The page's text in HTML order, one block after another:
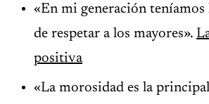
«En mi generación teníamos
de respetar a los mayores».
positiva
«La morosidad es la